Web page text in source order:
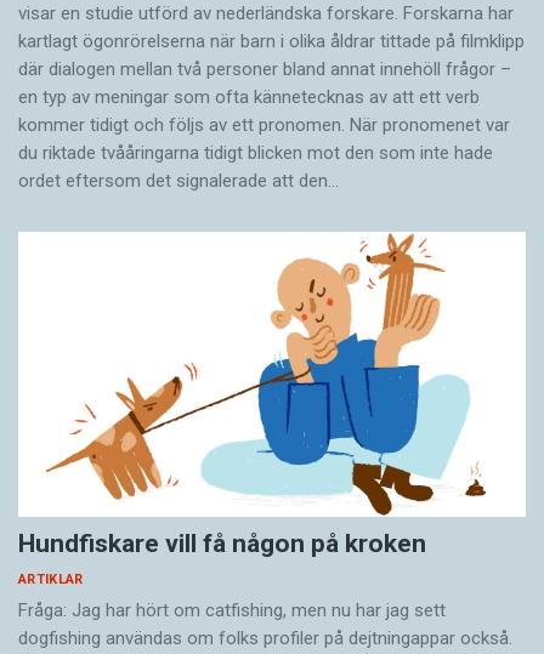
visar en studie utförd av nederländska forskare. Forskarna har
kartlagt ögonrörelserna när barn i olika åldrar tittade på filmklipp
där dialogen mellan två personer bland annat innehöll frågor –
en typ av meningar som ofta kännetecknas av att ett verb
kommer tidigt och följs av ett pronomen. När pronomenet var
du riktade tvååringarna tidigt blicken mot den som inte hade
ordet eftersom det ­signalerade att den…
Hundfiskare vill få någon på kroken
ARTIKLAR
Fråga: Jag har hört om catfishing, men nu har jag sett
dogfishing användas om folks profiler på dejtningappar också.